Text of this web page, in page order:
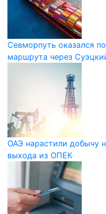
Севморпуть оказался
маршрута через
ОАЭ нарастили добычу
выхода из ОПЕК